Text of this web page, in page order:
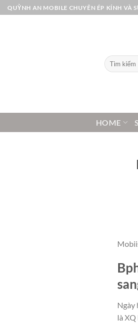
Bỏ
qua
QUỲNH AN MOBILE CHUYÊN ÉP KÍNH VÀ
Tìm
kiếm:
HOME
Ngày
là